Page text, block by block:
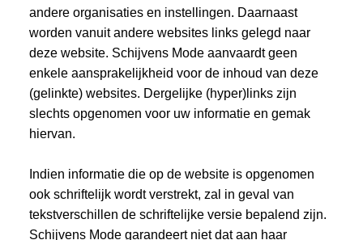
andere organisaties en instellingen. Daarnaast
worden vanuit andere websites links gelegd naar
deze website. Schijvens Mode aanvaardt geen
enkele aansprakelijkheid voor de inhoud van deze
(gelinkte) websites. Dergelijke (hyper)links zijn
slechts opgenomen voor uw informatie en gemak
hiervan.
Indien informatie die op de website is opgenomen
ook schriftelijk wordt verstrekt, zal in geval van
tekstverschillen de schriftelijke versie bepalend zijn.
Schijvens Mode garandeert niet dat aan haar